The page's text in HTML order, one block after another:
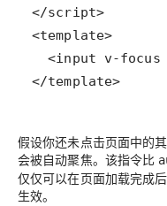
</script>
</template>
假设你还未点击页面中的
会被自动聚焦。该指令比
仅仅可以在页面加载完成
生效。